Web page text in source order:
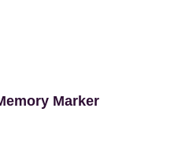
Marker